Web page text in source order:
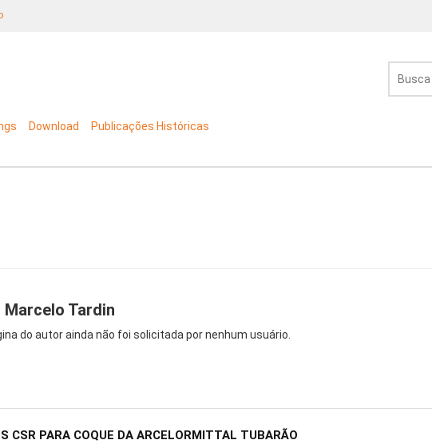
Download Publicações Históricas
Marcelo Tardin
do autor ainda não foi solicitada por nenhum usuário.
CSR PARA COQUE DA ARCELORMITTAL TUBARÃO